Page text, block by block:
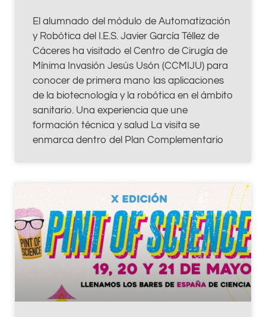
El alumnado del módulo de Automatización
y Robótica del I.E.S. Javier García Téllez de
Cáceres ha visitado el Centro de Cirugía de
Mínima Invasión Jesús Usón (CCMIJU) para
conocer de primera mano las aplicaciones
de la biotecnología y la robótica en el ámbito
sanitario. Una experiencia que une
formación técnica y salud La visita se
enmarca dentro del Plan Complementario